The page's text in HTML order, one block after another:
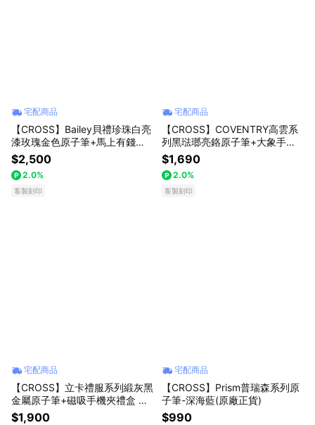
宅配商品
【CROSS】Bailey貝禮珍珠白亮
漆玫瑰金色原子筆+馬上有錢禮
盒 客製化刻字(原廠正貨)
$2,500
2.0%
客製刻印
宅配商品
【CROSS】COVENTRY高雲系
列黑琺瑯亮鉻原子筆+大象手機
架筆座精筆禮盒 客製化刻字(原
廠正貨)
$1,690
2.0%
客製刻印
宅配商品
【CROSS】立卡禮服系列緞灰黑
金屬原子筆+磁吸手機夾禮盒 客
製化刻字(原廠正貨)
$1,900
宅配商品
【CROSS】Prism普瑞森系列原
子筆-深海藍(原廠正貨)
$990